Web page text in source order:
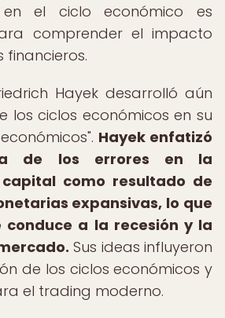
en el ciclo económico es
comprender el impacto
financieros.
Hayek desarrolló aún
los ciclos económicos en su
Hayek enfatizó
de los errores en la
como resultado de
expansivas, lo que
conduce a la recesión y la
Sus ideas influyeron
de los ciclos económicos y
el trading moderno.